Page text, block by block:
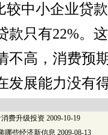
较中小企业贷
款只有22%。
不高，消费预
发展能力没有
费升级投资 2009-10-19
哪些经济新信息 2009-08-13